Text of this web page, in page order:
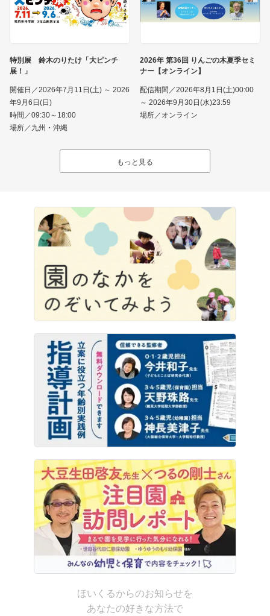
特別展 鈴木のりたけ「大ピンチ
展！」
開催日／2026年7月11日(土) ～ 2026
年9月6日(日)
時間／09:30～18:00
場所／九州・沖縄
2026年 第36回 りんごの木夏季セミ
ナー【オンライン】
配信期間／2026年8月1日(土)00:00
～ 2026年9月30日(水)23:59
場所／オンライン
もっと見る
ほいくるからのお知らせを
あなたの好きな方法で